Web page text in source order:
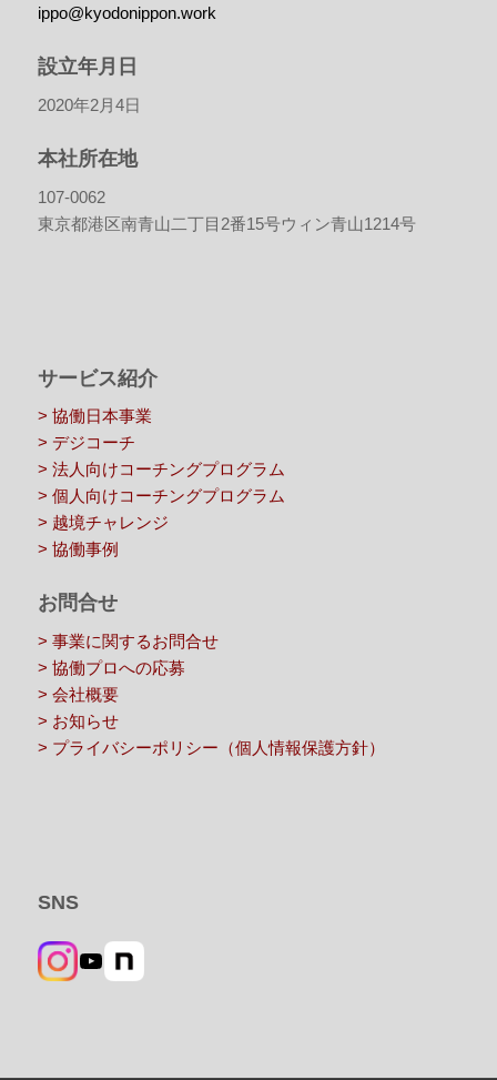
ippo@kyodonippon.work
設立年月日
2020年2月4日
本社所在地
107-0062
東京都港区南青山二丁目2番15号ウィン青山1214号
サービス紹介
> 協働日本事業
> デジコーチ
> 法人向けコーチングプログラム
> 個人向けコーチングプログラム
> 越境チャレンジ
> 協働事例
お問合せ
> 事業に関するお問合せ
> 協働プロへの応募
> 会社概要
> お知らせ
> プライバシーポリシー（個人情報保護方針）
SNS
YouTube